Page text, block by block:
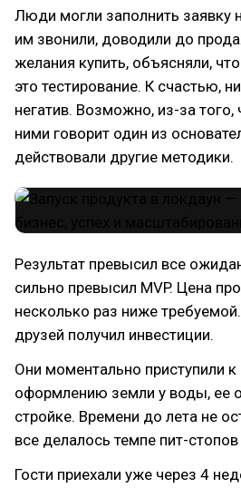
Люди могли заполнить заявку
им звонили, доводили до
желания купить, объясняли,
это тестирование. К счастью,
негатив. Возможно, из-за того,
ними говорит один из
действовали другие методики.
Результат превысил все
сильно превысил MVP. Цена
несколько раз ниже
друзей получил инвестиции.
Они моментально приступили
оформлению земли у воды, ее
стройке. Времени до лета не
все делалось темпе пит-
Гости приехали уже через 4